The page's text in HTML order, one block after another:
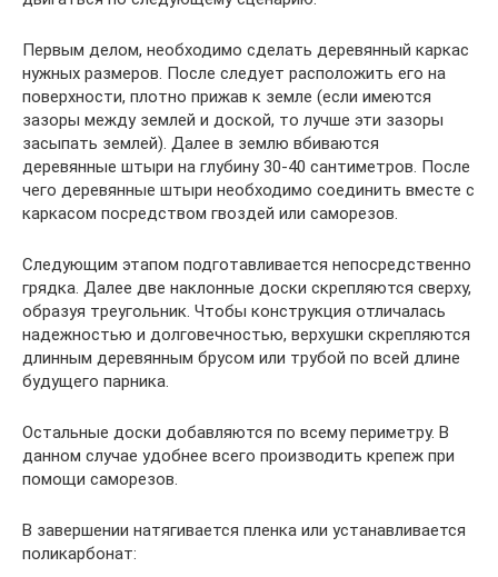
Первым делом, необходимо сделать деревянный каркас
нужных размеров. После следует расположить его на
поверхности, плотно прижав к земле (если имеются
зазоры между землей и доской, то лучше эти зазоры
засыпать землей). Далее в землю вбиваются
деревянные штыри на глубину 30-40 сантиметров. После
чего деревянные штыри необходимо соединить вместе с
каркасом посредством гвоздей или саморезов.
Следующим этапом подготавливается непосредственно
грядка. Далее две наклонные доски скрепляются сверху,
образуя треугольник. Чтобы конструкция отличалась
надежностью и долговечностью, верхушки скрепляются
длинным деревянным брусом или трубой по всей длине
будущего парника.
Остальные доски добавляются по всему периметру. В
данном случае удобнее всего производить крепеж при
помощи саморезов.
В завершении натягивается пленка или устанавливается
поликарбонат: